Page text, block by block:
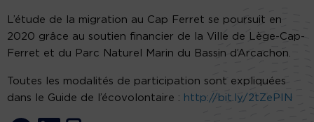
L’étude de la migration au Cap Ferret se poursuit en
2020 grâce au soutien financier de la Ville de Lège-Cap-
Ferret et du Parc Naturel Marin du Bassin d’Arcachon.
Toutes les modalités de participation sont expliquées
dans le Guide de l’écovolontaire : http://bit.ly/2tZePIN